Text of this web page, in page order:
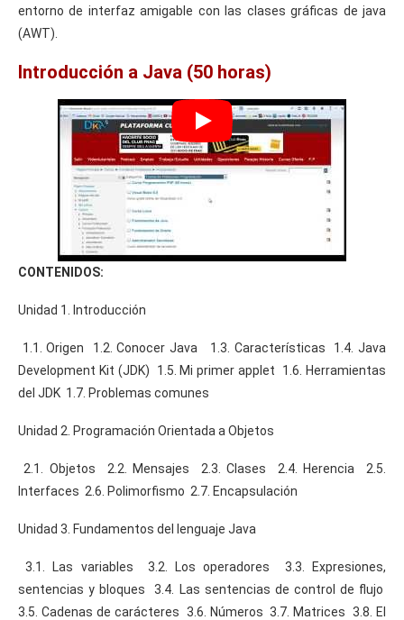
entorno de interfaz amigable con las clases gráficas de java
(AWT).
Introducción a Java (50 horas)
CONTENIDOS:
Unidad 1. Introducción
1.1. Origen 1.2. Conocer Java 1.3. Características 1.4. Java
Development Kit (JDK) 1.5. Mi primer applet 1.6. Herramientas
del JDK 1.7. Problemas comunes
Unidad 2. Programación Orientada a Objetos
2.1. Objetos 2.2. Mensajes 2.3. Clases 2.4. Herencia 2.5.
Interfaces 2.6. Polimorfismo 2.7. Encapsulación
Unidad 3. Fundamentos del lenguaje Java
3.1. Las variables 3.2. Los operadores 3.3. Expresiones,
sentencias y bloques 3.4. Las sentencias de control de flujo
3.5. Cadenas de carácteres 3.6. Números 3.7. Matrices 3.8. El